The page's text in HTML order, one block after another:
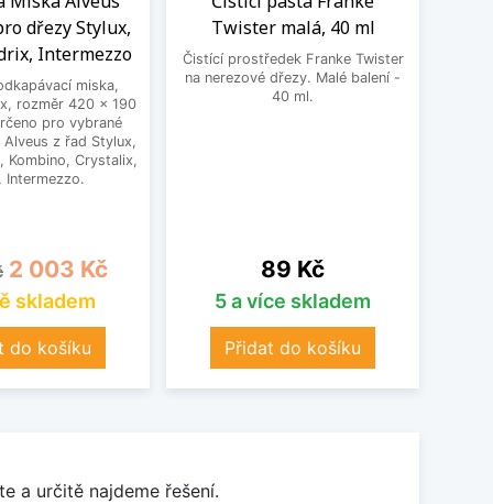
dřezy Stylux,
Intermezzo
miska,
rozměr 420 x 190
pro vybrané
z řad Stylux,
Kombino, Crystalix,
Intermezzo.
Cena
2 003 Kč
skladem
do košíku
Twister malá, 40 ml
Čistící prostředek Franke Twister
na nerezové dřezy. Malé balení -
40 ml.
Cena
89 Kč
5 a více skladem
Přidat do košíku
a určitě najdeme řešení.